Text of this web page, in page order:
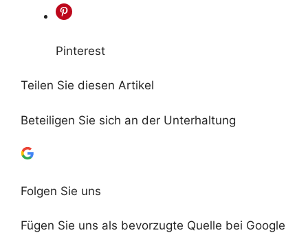
Pinterest
Teilen Sie diesen Artikel
Beteiligen Sie sich an der Unterhaltung
Folgen Sie uns
Fügen Sie uns als bevorzugte Quelle bei Google